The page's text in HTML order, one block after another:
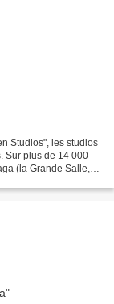
Studios", les studios
Sur plus de 14 000
(la Grande Salle, la